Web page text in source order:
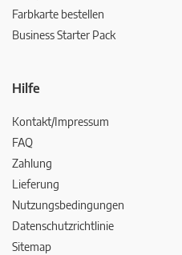
Farbkarte bestellen
Business Starter Pack
Hilfe
Kontakt/Impressum
FAQ
Zahlung
Lieferung
Nutzungsbedingungen
Datenschutzrichtlinie
Sitemap